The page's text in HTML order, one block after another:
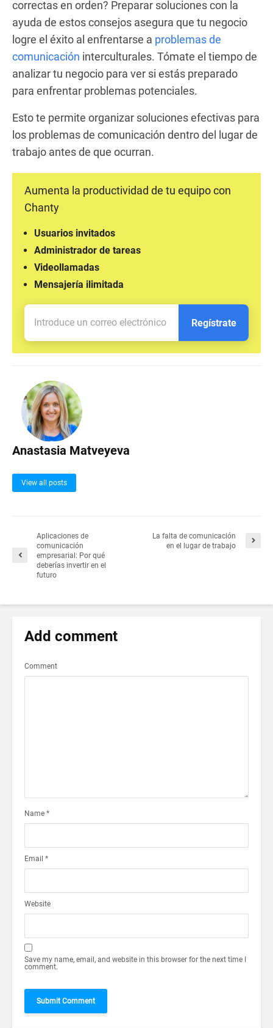
correctas en orden? Preparar soluciones con la
ayuda de estos consejos asegura que tu negocio
logre el éxito al enfrentarse a problemas de
comunicación interculturales. Tómate el tiempo de
analizar tu negocio para ver si estás preparado
para enfrentar problemas potenciales.
Esto te permite organizar soluciones efectivas para
los problemas de comunicación dentro del lugar de
trabajo antes de que ocurran.
Aumenta la productividad de tu equipo con
Chanty
Mensajería ilimitada
Videollamadas
Administrador de tareas
Usuarios invitados
Regístrate
Anastasia Matveyeva
View all posts
Aplicaciones de
comunicación
empresarial: Por qué
deberías invertir en el
futuro
La falta de comunicación
en el lugar de trabajo
Add comment
Comment
Name *
Email *
Website
Save my name, email, and website in this browser for the next time I
comment.